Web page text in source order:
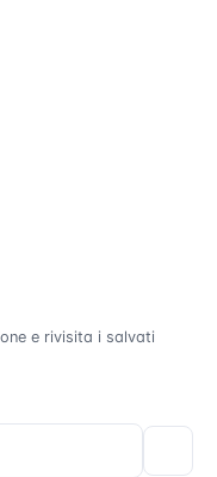
e rivisita i salvati